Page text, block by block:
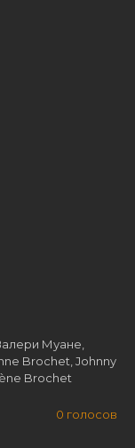
Муане,
Brochet, Johnny
Brochet
0 голосов